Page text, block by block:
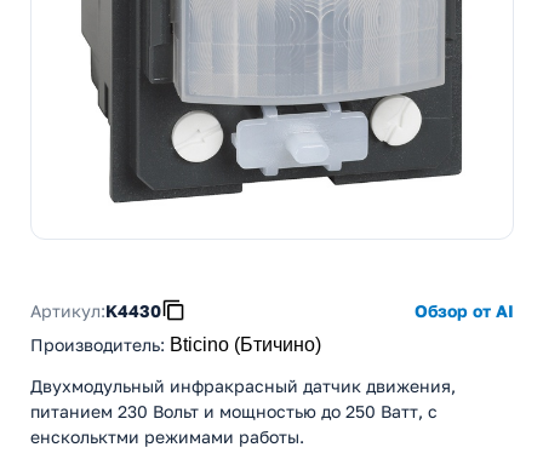
Артикул:K4430
Обзор от AI
Производитель: Bticino (Бтичино)
Двухмодульный инфракрасный датчик движения,
питанием 230 Вольт и мощностью до 250 Ватт, с
енскольктми режимами работы.